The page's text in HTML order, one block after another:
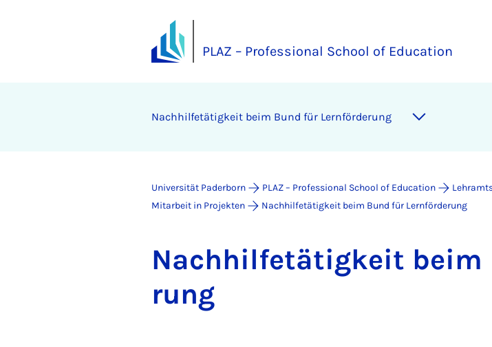
PLAZ – Professional School of Education
Nach­hil­fe­tä­tig­keit beim Bund für Lern­för­de­rung
Universität Paderborn PLAZ – Professional School of Education
Mitarbeit in Projekten
Nachhilfetätigkeit beim Bund für Lernförderung
Nach­hil­fe­tä­tig­keit beim
rung